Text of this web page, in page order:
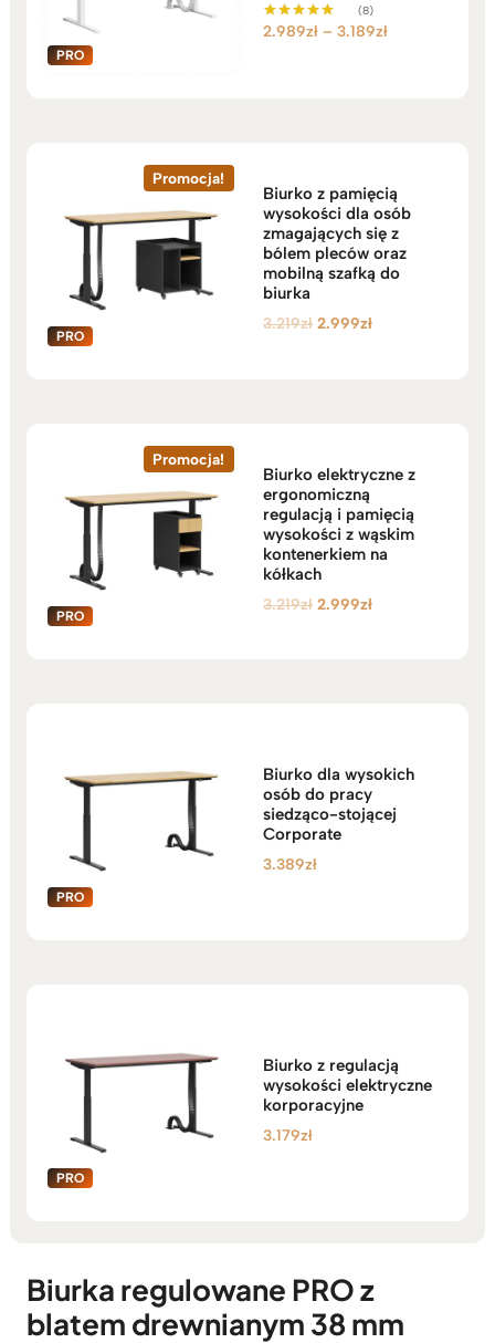
Oceniono
(8)
2.989zł – 3.189złZakres
Promocja!
Biurko z pamięcią
wysokości dla osób
zmagających się z
bólem pleców oraz
mobilną szafką do
biurka
3.219zł Pierwotna
2.999złAktualna
Promocja!
Biurko elektryczne z
ergonomiczną
regulacją i pamięcią
wysokości z wąskim
kontenerkiem na
kółkach
3.219zł Pierwotna
2.999złAktualna
Biurko dla wysokich
osób do pracy
siedząco-stojącej
Corporate
3.389zł
Biurko z regulacją
wysokości elektryczne
korporacyjne
3.179zł
Biurka regulowane PRO z
blatem drewnianym 38 mm